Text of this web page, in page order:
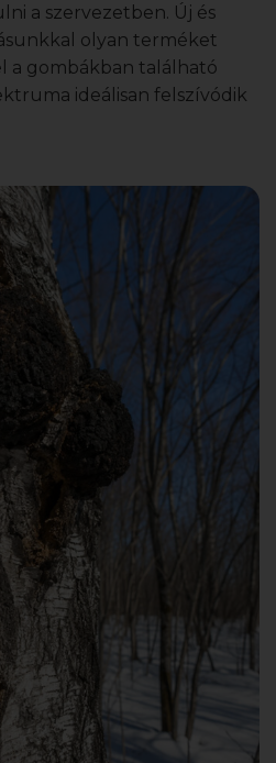
a szervezetben. Új és
olyan terméket
a gombákban található
ideálisan felszívódik